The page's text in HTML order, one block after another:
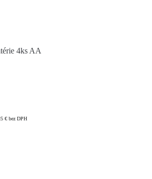
4ks AA
€ bez DPH